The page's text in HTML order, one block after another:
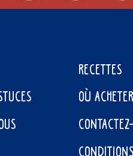
RECETTES
OÙ ACHETER